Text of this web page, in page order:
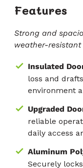
Features
Strong and
weather-
Insulated
loss and
environment
Upgraded
reliable
daily access
Aluminum
Securely